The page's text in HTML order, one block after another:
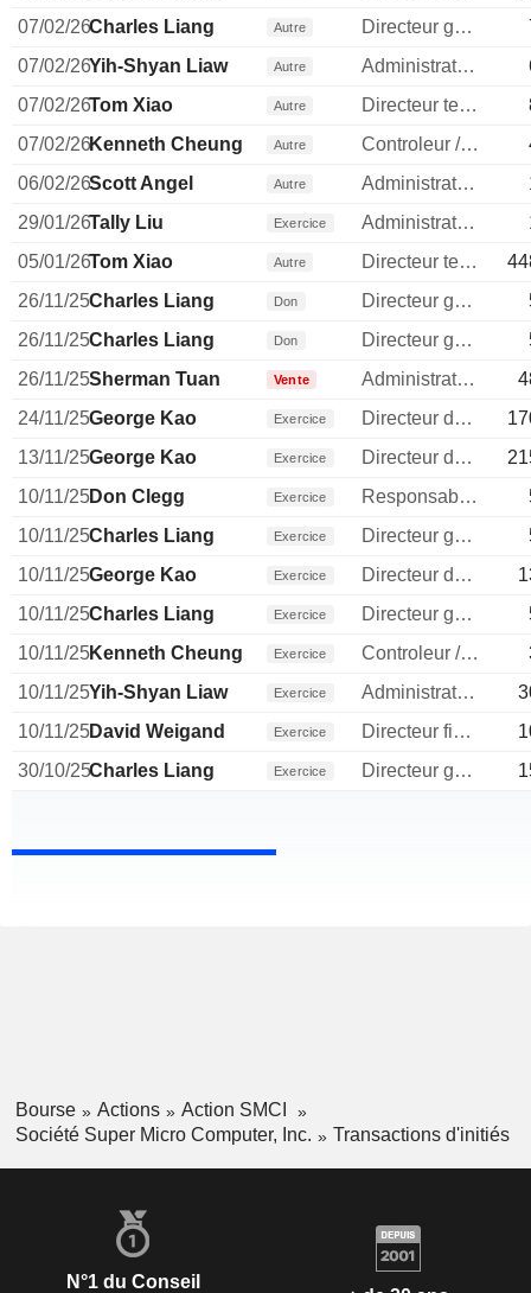
07/02/26Charles Liang Autre Directeur general
07/02/26Yih-Shyan Liaw Autre Administrateur
07/02/26Tom Xiao Autre Directeur technique
07/02/26Kenneth Cheung Autre Controleur / auditeur
06/02/26Scott Angel Autre Administrateur
29/01/26Tally Liu Exercice Administrateur
05/01/26Tom Xiao Autre Directeur technique
26/11/25Charles Liang Don Directeur general
26/11/25Charles Liang Don Directeur general
26/11/25Sherman Tuan Vente Administrateur
24/11/25George Kao Exercice Directeur des operations
13/11/25George Kao Exercice Directeur des operations
10/11/25Don Clegg Exercice Responsable ventes & marketing
10/11/25Charles Liang Exercice Directeur general
10/11/25George Kao Exercice Directeur des operations
10/11/25Charles Liang Exercice Directeur general
10/11/25Kenneth Cheung Exercice Controleur / auditeur
10/11/25Yih-Shyan Liaw Exercice Administrateur
10/11/25David Weigand Exercice Directeur financier
30/10/25Charles Liang Exercice Directeur general
Bourse Actions
Action SMCI
Société Super Micro Computer, Inc.
Transactions d'initiés
N°1 du Conseil